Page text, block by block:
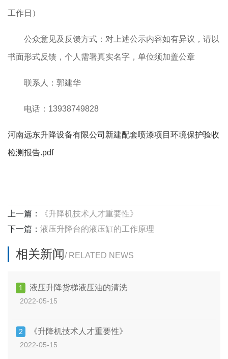
工作日）
公众意见及反馈方式：对上述公示内容如有异议，请以
书面形式反馈，个人需署真实名字，单位须加盖公章
联系人：郭建华
电话：13938749828
河南远东升降设备有限公司新建配套喷漆项目环境保护验收
检测报告.pdf
上一篇：
《升降机技术人才重要性》
下一篇： 液压升降台的液压缸的工作原理
相关新闻/ RELATED NEWS
1 液压升降货梯液压油的清洗
2022-05-15
2 《升降机技术人才重要性》
2022-05-15